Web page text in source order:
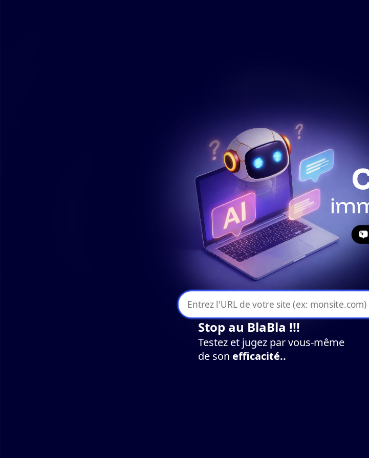
Stop au BlaBla !!!
Testez et jugez par vous-même
de son efficacité..